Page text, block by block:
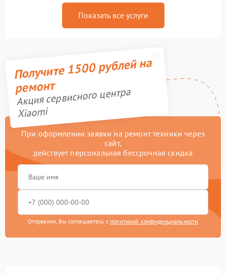
Показать все услуги
Получите 1500 рублей на
ремонт
Акция сервисного центра
Xiaomi
При оформлении заявки на ремонт техники через
сайт,
действует персональная бессрочная скидка
Отправляя, Вы соглашаетесь с политикой конфиденциальности